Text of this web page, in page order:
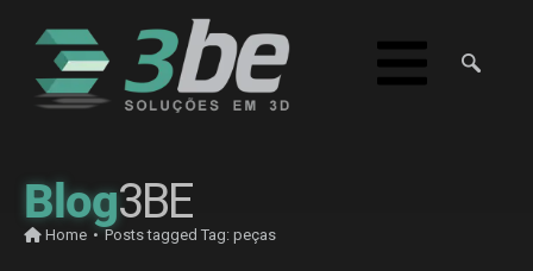
Blog3BE
Home • Posts tagged Tag: peças